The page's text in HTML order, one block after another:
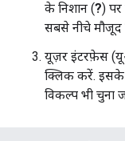
के निशान (?)
सबसे नीचे मौजूद
यूज़र इंटरफ़ेस
क्लिक करें. इसके
विकल्प भी चुना